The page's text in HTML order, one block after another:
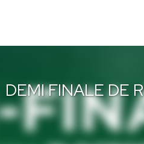
DEMI FINALE DE